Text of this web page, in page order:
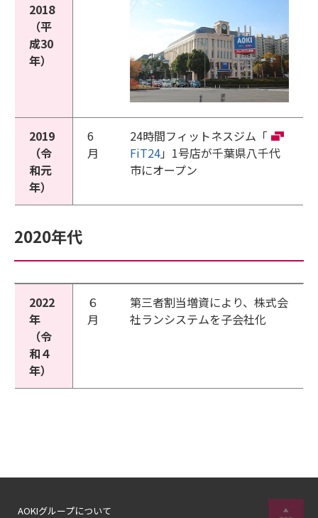
2018
（平
成30
年）
2019
（令
和元
年）
6
月
24時間フィットネスジム「
FiT24」1号店が千葉県八千代
市にオープン
2020年代
2022
年
（令
和４
年）
６
月
第三者割当増資により、株式会
社ランシステムを子会社化
AOKIグループについて